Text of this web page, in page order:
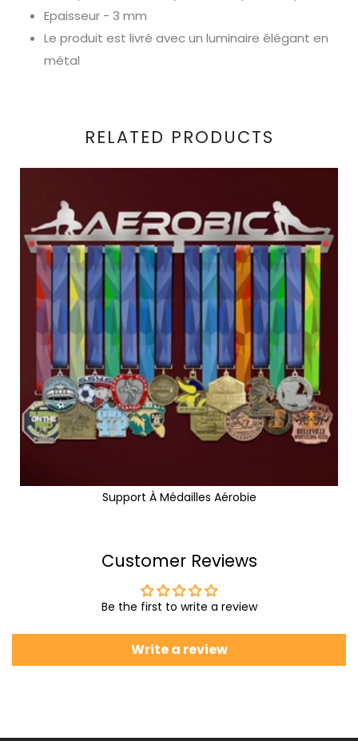
Epaisseur - 3 mm
Le produit est livré avec un luminaire élégant en
métal
RELATED PRODUCTS
Support À Médailles Aérobie
Customer Reviews
Be the first to write a review
Write a review